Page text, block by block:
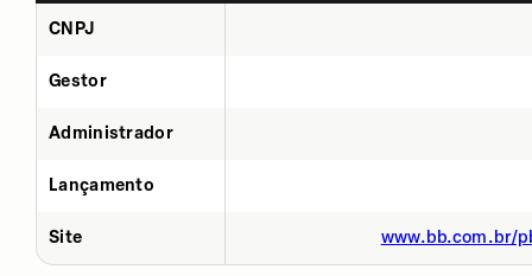
CNPJ
Gestor
Administrador
Lançamento
Site www.bb.com.br/